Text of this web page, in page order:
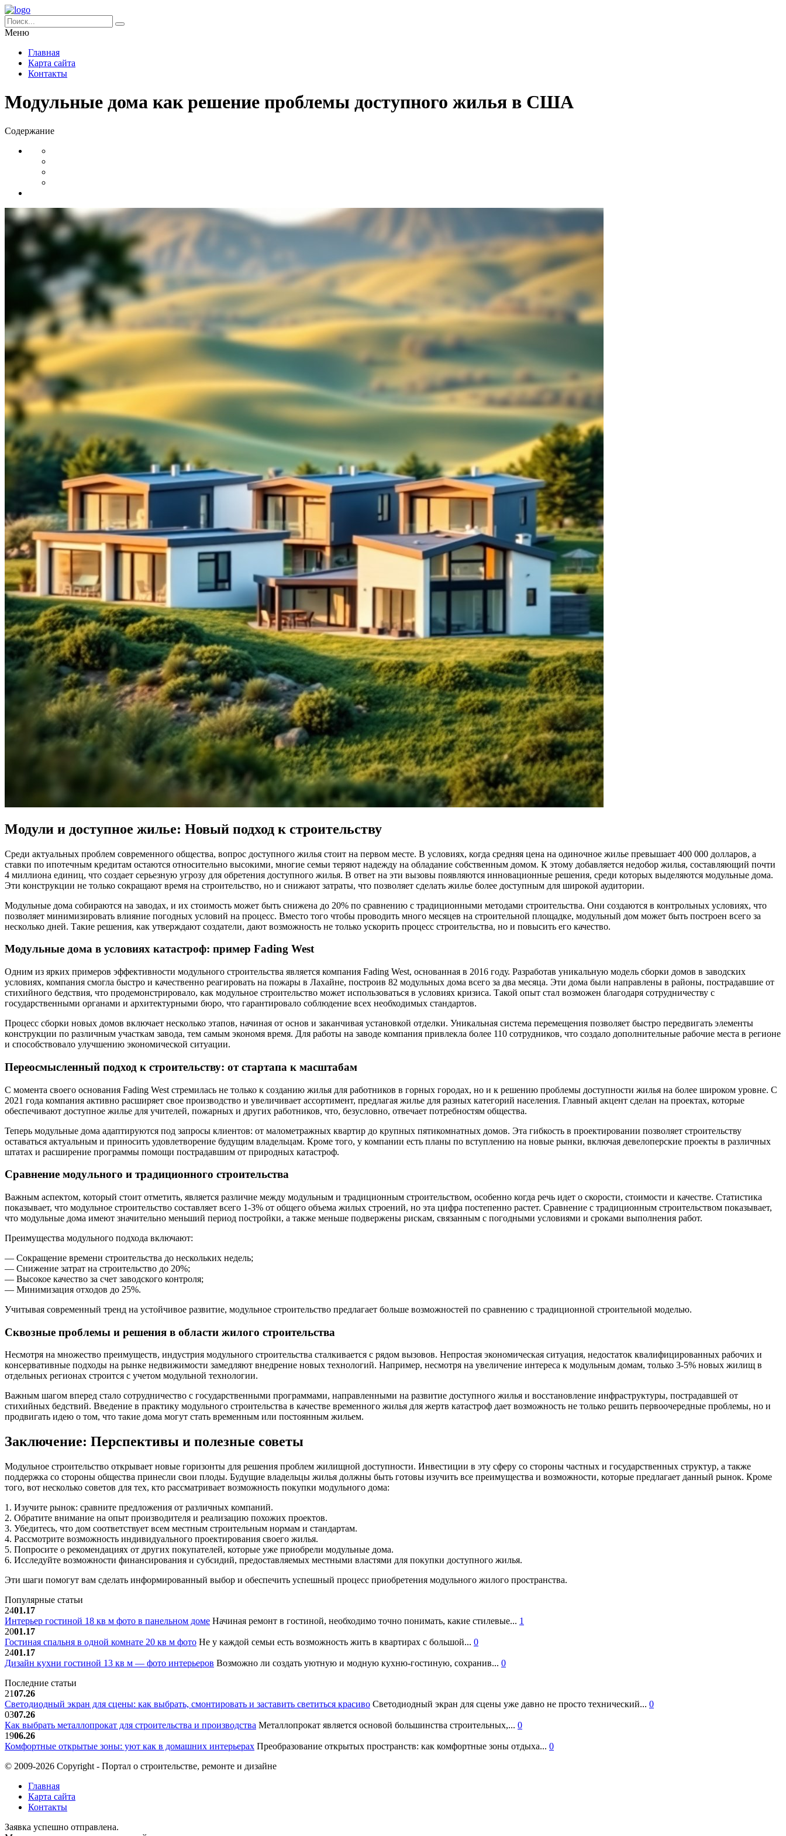
Меню
Главная
Карта сайта
Контакты
Модульные дома как решение проблемы доступного жилья в США
Содержание
Модули и доступное жилье: Новый подход к строительству
Среди актуальных проблем современного общества, вопрос доступного жилья стоит на первом месте. В условиях, когда средняя цена на одиночное жилье превышает 400 000 долларов, а
ставки по ипотечным кредитам остаются относительно высокими, многие семьи теряют надежду на обладание собственным домом. К этому добавляется недобор жилья, составляющий почти
4 миллиона единиц, что создает серьезную угрозу для обретения доступного жилья. В ответ на эти вызовы появляются инновационные решения, среди которых выделяются модульные дома.
Эти конструкции не только сокращают время на строительство, но и снижают затраты, что позволяет сделать жилье более доступным для широкой аудитории.
Модульные дома собираются на заводах, и их стоимость может быть снижена до 20% по сравнению с традиционными методами строительства. Они создаются в контрольных условиях, что
позволяет минимизировать влияние погодных условий на процесс. Вместо того чтобы проводить много месяцев на строительной площадке, модульный дом может быть построен всего за
несколько дней. Такие решения, как утверждают создатели, дают возможность не только ускорить процесс строительства, но и повысить его качество.
Модульные дома в условиях катастроф: пример Fading West
Одним из ярких примеров эффективности модульного строительства является компания Fading West, основанная в 2016 году. Разработав уникальную модель сборки домов в заводских
условиях, компания смогла быстро и качественно реагировать на пожары в Лахайне, построив 82 модульных дома всего за два месяца. Эти дома были направлены в районы, пострадавшие от
стихийного бедствия, что продемонстрировало, как модульное строительство может использоваться в условиях кризиса. Такой опыт стал возможен благодаря сотрудничеству с
государственными органами и архитектурными бюро, что гарантировало соблюдение всех необходимых стандартов.
Процесс сборки новых домов включает несколько этапов, начиная от основ и заканчивая установкой отделки. Уникальная система перемещения позволяет быстро передвигать элементы
конструкции по различным участкам завода, тем самым экономя время. Для работы на заводе компания привлекла более 110 сотрудников, что создало дополнительные рабочие места в регионе
и способствовало улучшению экономической ситуации.
Переосмысленный подход к строительству: от стартапа к масштабам
С момента своего основания Fading West стремилась не только к созданию жилья для работников в горных городах, но и к решению проблемы доступности жилья на более широком уровне. С
2021 года компания активно расширяет свое производство и увеличивает ассортимент, предлагая жилье для разных категорий населения. Главный акцент сделан на проектах, которые
обеспечивают доступное жилье для учителей, пожарных и других работников, что, безусловно, отвечает потребностям общества.
Теперь модульные дома адаптируются под запросы клиентов: от малометражных квартир до крупных пятикомнатных домов. Эта гибкость в проектировании позволяет строительству
оставаться актуальным и приносить удовлетворение будущим владельцам. Кроме того, у компании есть планы по вступлению на новые рынки, включая девелоперские проекты в различных
штатах и расширение программы помощи пострадавшим от природных катастроф.
Сравнение модульного и традиционного строительства
Важным аспектом, который стоит отметить, является различие между модульным и традиционным строительством, особенно когда речь идет о скорости, стоимости и качестве. Статистика
показывает, что модульное строительство составляет всего 1-3% от общего объема жилых строений, но эта цифра постепенно растет. Сравнение с традиционным строительством показывает,
что модульные дома имеют значительно меньший период постройки, а также меньше подвержены рискам, связанным с погодными условиями и сроками выполнения работ.
Преимущества модульного подхода включают:
— Сокращение времени строительства до нескольких недель;
— Снижение затрат на строительство до 20%;
— Высокое качество за счет заводского контроля;
— Минимизация отходов до 25%.
Учитывая современный тренд на устойчивое развитие, модульное строительство предлагает больше возможностей по сравнению с традиционной строительной моделью.
Сквозные проблемы и решения в области жилого строительства
Несмотря на множество преимуществ, индустрия модульного строительства сталкивается с рядом вызовов. Непростая экономическая ситуация, недостаток квалифицированных рабочих и
консервативные подходы на рынке недвижимости замедляют внедрение новых технологий. Например, несмотря на увеличение интереса к модульным домам, только 3-5% новых жилищ в
отдельных регионах строится с учетом модульной технологии.
Важным шагом вперед стало сотрудничество с государственными программами, направленными на развитие доступного жилья и восстановление инфраструктуры, пострадавшей от
стихийных бедствий. Введение в практику модульного строительства в качестве временного жилья для жертв катастроф дает возможность не только решить первоочередные проблемы, но и
продвигать идею о том, что такие дома могут стать временным или постоянным жильем.
Заключение: Перспективы и полезные советы
Модульное строительство открывает новые горизонты для решения проблем жилищной доступности. Инвестиции в эту сферу со стороны частных и государственных структур, а также
поддержка со стороны общества принесли свои плоды. Будущие владельцы жилья должны быть готовы изучить все преимущества и возможности, которые предлагает данный рынок. Кроме
того, вот несколько советов для тех, кто рассматривает возможность покупки модульного дома:
1. Изучите рынок: сравните предложения от различных компаний.
2. Обратите внимание на опыт производителя и реализацию похожих проектов.
3. Убедитесь, что дом соответствует всем местным строительным нормам и стандартам.
4. Рассмотрите возможность индивидуального проектирования своего жилья.
5. Попросите о рекомендациях от других покупателей, которые уже приобрели модульные дома.
6. Исследуйте возможности финансирования и субсидий, предоставляемых местными властями для покупки доступного жилья.
Эти шаги помогут вам сделать информированный выбор и обеспечить успешный процесс приобретения модульного жилого пространства.
Популярные статьи
2401.17
Интерьер гостиной 18 кв м фото в панельном доме Начиная ремонт в гостиной, необходимо точно понимать, какие стилевые... 1
2001.17
Гостиная спальня в одной комнате 20 кв м фото Не у каждой семьи есть возможность жить в квартирах с большой... 0
2401.17
Дизайн кухни гостиной 13 кв м — фото интерьеров Возможно ли создать уютную и модную кухню-гостиную, сохранив... 0
Последние статьи
2107.26
Светодиодный экран для сцены: как выбрать, смонтировать и заставить светиться красиво Светодиодный экран для сцены уже давно не просто технический... 0
0307.26
Как выбрать металлопрокат для строительства и производства Металлопрокат является основой большинства строительных,... 0
1906.26
Комфортные открытые зоны: уют как в домашних интерьерах Преобразование открытых пространств: как комфортные зоны отдыха... 0
© 2009-2026 Copyright - Портал о строительстве, ремонте и дизайне
Главная
Карта сайта
Контакты
Заявка успешно отправлена.